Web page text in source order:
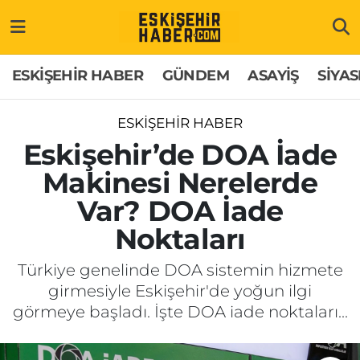
ESKİŞEHİR HABER GÜNDEM ASAYİŞ
ESKİŞEHİR HABER
Eskişehir’de DOA İade
Makinesi Nerelerde
Var? DOA İade
Noktaları
Türkiye genelinde DOA sistemin hizmete
girmesiyle Eskişehir'de yoğun ilgi
görmeye başladı. İşte DOA iade noktaları...
GÜNDEM
ASAYİŞ
SİYASET
EKONOMİ
SAĞLIK
EĞİTİM
SPOR
Hakkımızda
İletişim
Künye
Odunpazarı Trafik Yoğunluk Haritası
Süper Lig Puan Durumu ve Fikstür
Tüm Manşetler
Son Dakika Haberleri
Haber Arşivi